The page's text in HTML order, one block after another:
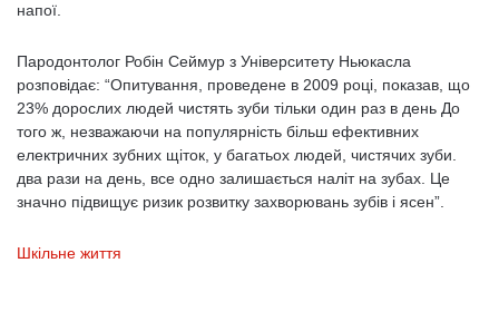
напої.
Пародонтолог Робін Сеймур з Університету Ньюкасла
розповідає: “Опитування, проведене в 2009 році, показав, що
23% дорослих людей чистять зуби тільки один раз в день До
того ж, незважаючи на популярність більш ефективних
електричних зубних щіток, у багатьох людей, чистячих зуби.
два рази на день, все одно залишається наліт на зубах. Це
значно підвищує ризик розвитку захворювань зубів і ясен”.
Шкільне життя